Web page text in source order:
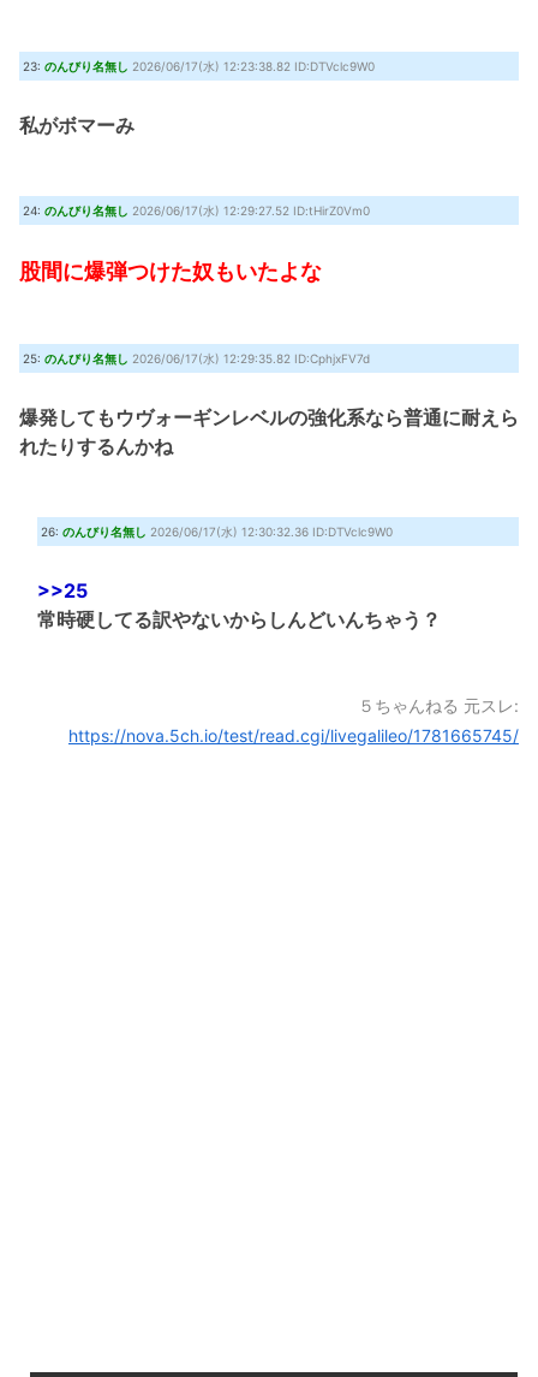
23: のんびり名無し 2026/06/17(水) 12:23:38.82 ID:DTVclc9W0
私がボマーみ
24: のんびり名無し 2026/06/17(水) 12:29:27.52 ID:tHirZ0Vm0
股間に爆弾つけた奴もいたよな
25: のんびり名無し 2026/06/17(水) 12:29:35.82 ID:CphjxFV7d
爆発してもウヴォーギンレベルの強化系なら普通に耐えら
れたりするんかね
26: のんびり名無し 2026/06/17(水) 12:30:32.36 ID:DTVclc9W0
>>25
常時硬してる訳やないからしんどいんちゃう？
５ちゃんねる 元スレ:
https://nova.5ch.io/test/read.cgi/livegalileo/1781665745/